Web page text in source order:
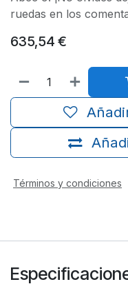
ruedas en los
635,54 €
Términos y condiciones